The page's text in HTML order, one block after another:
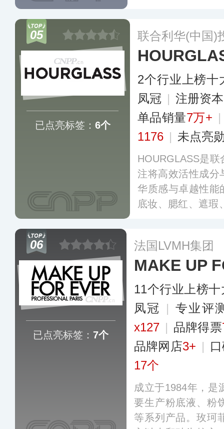
等多款彩妆及护肤
05
已点亮标签： 6个
联合利华(中国)
2个行业上榜十
凤冠 | 注册资
单品销量7万+
1176 | 未点亮
HOURGLASS是
注将高效活性成分
华质感与卓越性能
底妆、腮红、遮瑕
利华美妆业务的发
06
已点亮标签： 7个
法国LVMH集团
MAKE UP
11个行业上榜
凤冠 | 专业​评
x127 | 品牌得票
品牌网店3+ |
17个
成立于1984年，是
要生产粉底液、粉
等系列产品。玫珂